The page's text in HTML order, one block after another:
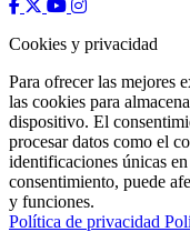
Cookies y privacidad
Para ofrecer las mejores
las cookies para
dispositivo. El
procesar datos como el
identificaciones únicas
consentimiento, puede
y funciones.
Política de privacidad